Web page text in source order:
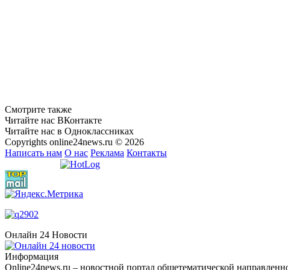
Смотрите также
Читайте нас ВКонтакте
Читайте нас в Одноклассниках
Copyrights online24news.ru © 2026
Написать нам О нас Реклама Контакты
Онлайн 24 Новости
Информация
Оnline24news.ru – новостной портал общетематической